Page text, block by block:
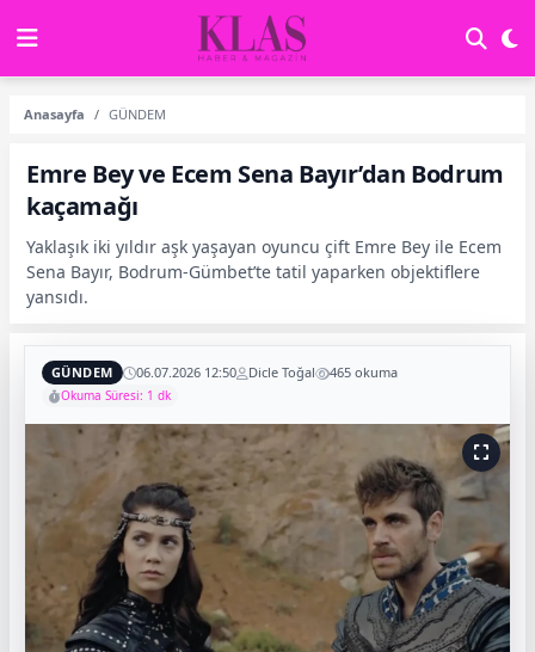
Anasayfa GÜNDEM
Emre Bey ve Ecem Sena Bayır’dan Bodrum
kaçamağı
Yaklaşık iki yıldır aşk yaşayan oyuncu çift Emre Bey ile Ecem
Sena Bayır, Bodrum-Gümbet’te tatil yaparken objektiflere
yansıdı.
GÜNDEM 06.07.2026 12:50 Dicle Toğal 465 okuma
Okuma Süresi: 1 dk